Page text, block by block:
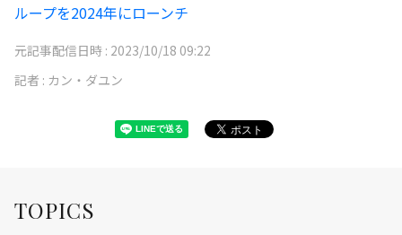
ループを2024年にローンチ
元記事配信日時 : 2023/10/18 09:22
記者 : カン・ダユン
TOPICS